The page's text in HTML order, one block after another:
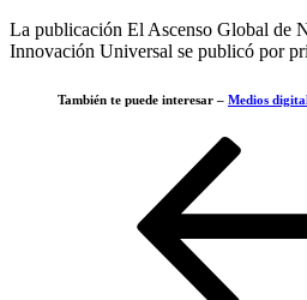
La publicación El Ascenso Global de
Innovación Universal se publicó por
También te puede interesar – Medios